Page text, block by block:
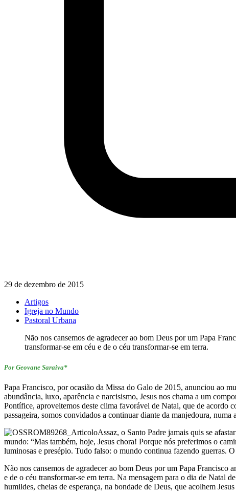
29 de dezembro de 2015
Artigos
Igreja no Mundo
Pastoral Urbana
Não nos cansemos de agradecer ao bom Deus por um Papa
transformar-se em céu e de o céu transformar-se em terra.
Por Geovane Saraiva*
Papa Francisco, por ocasião da Missa do Galo de 2015, anunciou ao
abundância, luxo, aparência e narcisismo, Jesus nos chama a um
Pontífice, aproveitemos deste clima favorável de Natal, que de acordo
passageira, somos convidados a continuar diante da manjedoura,
Assaz, o Santo Padre jamais quis se
mundo: “Mas também, hoje, Jesus chora! Porque nós preferimos o
luminosas e presépio. Tudo falso: o mundo continua fazendo guerras.
Não nos cansemos de agradecer ao bom Deus por um Papa Francisco
e de o céu transformar-se em terra. Na mensagem para o dia de Natal
humildes, cheias de esperança, na bondade de Deus, que acolhem